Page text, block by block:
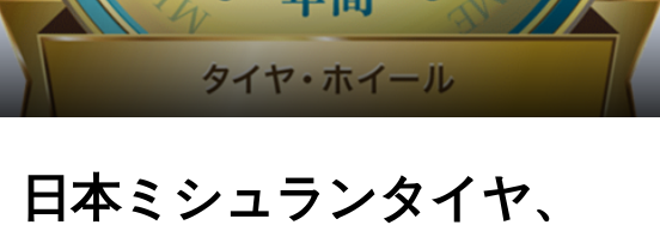
日本ミシュランタイヤ、